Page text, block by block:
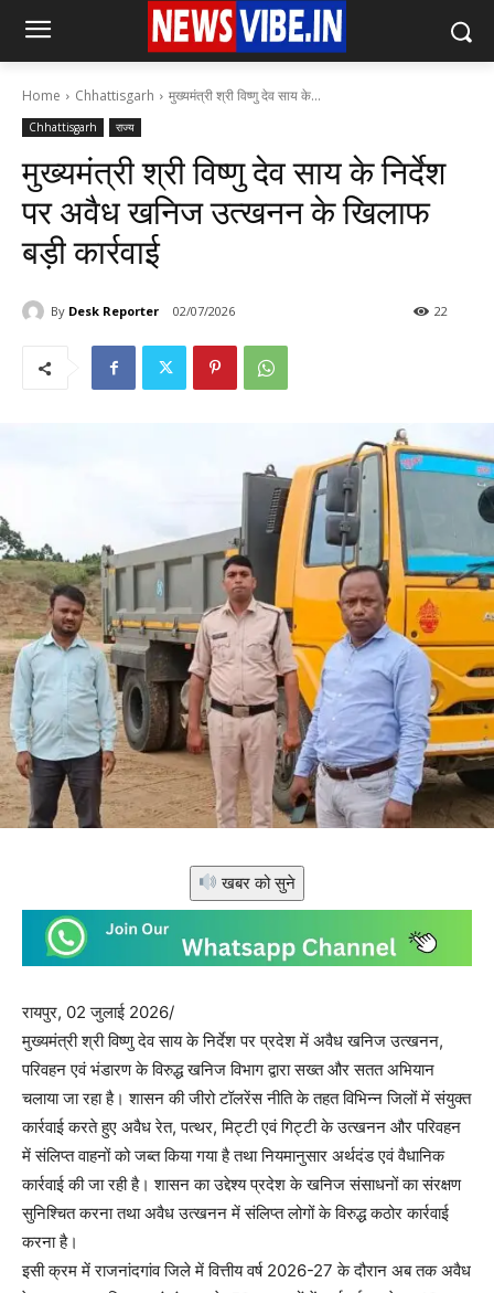
Home Chhattisgarh मुख्यमंत्री श्री विष्णु देव साय के...
Chhattisgarh राज्य
मुख्यमंत्री श्री विष्णु देव साय के निर्देश
पर अवैध खनिज उत्खनन के खिलाफ
बड़ी कार्रवाई
By Desk Reporter 02/07/2026 22
खबर को सुने
रायपुर, 02 जुलाई 2026/
मुख्यमंत्री श्री विष्णु देव साय के निर्देश पर प्रदेश में अवैध खनिज उत्खनन,
परिवहन एवं भंडारण के विरुद्ध खनिज विभाग द्वारा सख्त और सतत अभियान
चलाया जा रहा है। शासन की जीरो टॉलरेंस नीति के तहत विभिन्न जिलों में संयुक्त
कार्रवाई करते हुए अवैध रेत, पत्थर, मिट्टी एवं गिट्टी के उत्खनन और परिवहन
में संलिप्त वाहनों को जब्त किया गया है तथा नियमानुसार अर्थदंड एवं वैधानिक
कार्रवाई की जा रही है। शासन का उद्देश्य प्रदेश के खनिज संसाधनों का संरक्षण
सुनिश्चित करना तथा अवैध उत्खनन में संलिप्त लोगों के विरुद्ध कठोर कार्रवाई
करना है।
इसी क्रम में राजनांदगांव जिले में वित्तीय वर्ष 2026-27 के दौरान अब तक अवैध